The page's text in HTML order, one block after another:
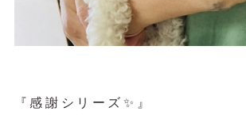
『感謝シリーズ✨』